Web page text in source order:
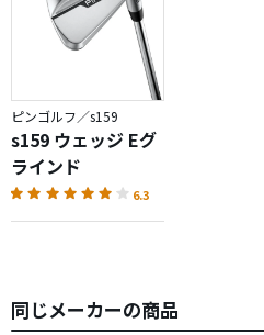
地クラブのメッキレスから移
わり違和感凄いが、今回は何の
これは長く使えますよ。
ピンゴルフ／s159
s159 ウェッジ Eグ
ラインド
6.3
同じメーカーの商品